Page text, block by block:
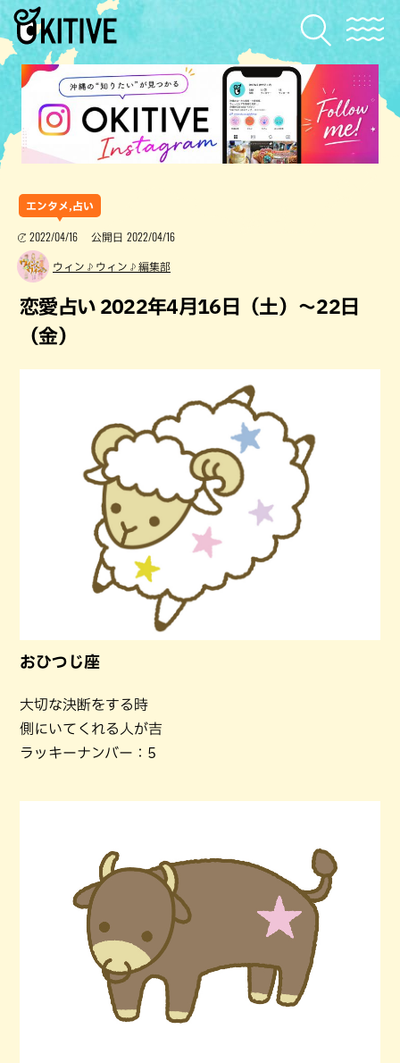
エンタメ,占い
2022/04/16 公開日 2022/04/16
ウィン♪ウィン♪編集部
恋愛占い 2022年4月16日（土）～22日
（金）
おひつじ座
大切な決断をする時
側にいてくれる人が吉
ラッキーナンバー：5